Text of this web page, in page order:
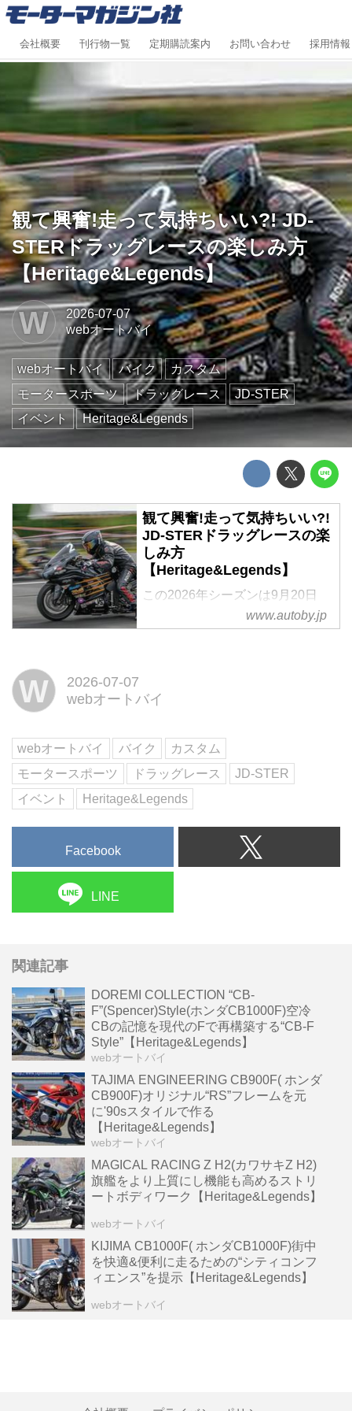
会社概要 刊行物一覧 定期購読案内 お問い合わせ 採用情報
観て興奮!走って気持ちいい?! JD-
STERドラッグレースの楽しみ方
【Heritage&Legends】
W
2026-07-07
webオートバイ
webオートバイ バイク
カスタム
モータースポーツ
ドラッグレース
JD-STER
イベント
Heritage&Legends
観て興奮!走って気持ちいい?!
JD-STERドラッグレースの楽
しみ方
【Heritage&Legends】
この2026年シーズンは9月20日
(日)に第1戦を開くことになった、
国内最大のドラッグレースイベン
がる2輪モーター スポーツの中で
グ度合い、そして排気量の...
www.autoby.jp
W
2026-07-07
webオートバイ
webオートバイ バイク
カスタム
モータースポーツ
ドラッグレース
JD-STER
イベント
Heritage&Legends
Facebook
LINE
関連記事
DOREMI COLLECTION “CB-
F”(Spencer)Style(ホンダCB1000F)空冷
CBの記憶を現代のFで再構築する“CB-F
Style”【Heritage&Legends】
webオートバイ
TAJIMA ENGINEERING CB900F( ホンダ
CB900F)オリジナル“RS”フレームを元
に'90sスタイルで作る
【Heritage&Legends】
webオートバイ
MAGICAL RACING Z H2(カワサキZ H2)
旗艦をより上質にし機能も高めるストリ
ートボディワーク【Heritage&Legends】
webオートバイ
KIJIMA CB1000F( ホンダCB1000F)街中
を快適&便利に走るための“シティコンフ
ィエンス”を提示【Heritage&Legends】
webオートバイ